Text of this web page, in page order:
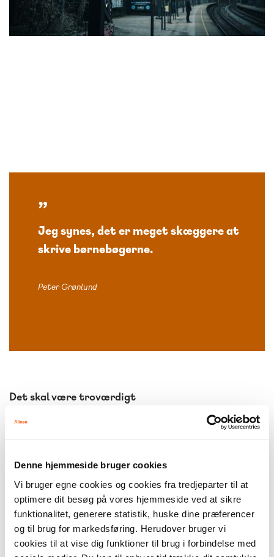
Denne hjemmeside bruger cookies
Vi bruger egne cookies og cookies fra tredjeparter til at
optimere dit besøg på vores hjemmeside ved at sikre
funktionalitet, generere statistik, huske dine præferencer
og til brug for markedsføring. Herudover bruger vi
cookies til at vise dig funktioner til brug i forbindelse med
Jeg synes, det er meget skæggere at
skrive børnebøgerne.
Peter Grønlund
Det skal være troværdigt
Peter Grønlund fortæller også, at der er noget af
det samme på spil i hans nye bog, Nøglen til
hjælpe djævlen. ”Normalt ville djævlen jo være
drengens modspiller, men her vender jeg det på
hovedet, og det synes jeg, er spændende at
eksperimentere med,” fortæller Peter Grønlund og
nævner, at han også er i gang med en bogserie til de